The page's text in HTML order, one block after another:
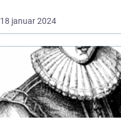
18 januar 2024